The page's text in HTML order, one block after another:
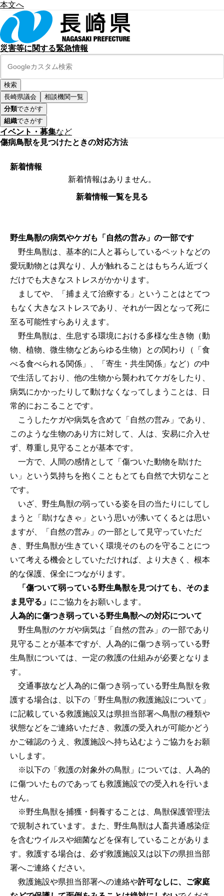
本文へ
災害等に関する緊急情報
長崎県議会
相談機関一覧
分類でさがす
組織でさがす
イベント・募集など
傷病鳥獣を見つけたときの対応方法
新着情報
新着情報はありません。
新着情報一覧を見る
野生鳥獣の病気やケガも「自然の営み」の一部です
野生鳥獣は、基本的に人と暮らしているペットなどの
愛玩動物とは異なり、人が触れることはもちろん近づく
だけでも大きなストレスがかかります。
ましてや、「捕まえて治療する」ということはとてつ
もなく大きなストレスであり、それが一因となって死に
至る可能性すらありえます。
野生鳥獣は、生息する環境における多様な生き物（動
物、植物、微生物などあらゆる生物）との関わり（「食
べる食べられる関係」、「寄生・共生関係」など）の中
で生活しており、他の生物から襲われてケガをしたり、
病気にかかったりして動けなくなってしまうことは、日
常的におこることです。
こうしたケガや病気を含めて「自然の営み」であり、
このような生物のあり方に対して、人は、安易に介入せ
ず、尊重し見守ることが基本です。
一方で、人間の感情として「傷ついた動物を助けた
い」という気持ちを抱くこともとても自然で大切なこと
です。
いざ、野生鳥獣の弱っている姿を目の当たりにしてし
まうと「助けなきゃ」という思いが沸いてくるとは思い
ますが、「自然の営み」の一部として見守っていただ
き、野生鳥獣が生きていく環境そのものを守ることにつ
いて考える機会としていただければ、より大きく、根本
的な保護、保全につながります。
「傷ついて弱っている野生鳥獣を見つけても、そのま
ま見守る」 にご協力をお願いします。
人為的に傷つき弱っている野生鳥獣への対応について
野生鳥獣のケガや病気は「自然の営み」の一部であり
見守ることが基本ですが、人為的に傷つき弱っている野
生鳥獣については、一定の救護の仕組みが必要となりま
す。
交通事故など人為的に傷つき弱っている野生鳥獣を救
護する場合は、以下の「野生鳥獣の救護施設について」
に記載している救護施設又は県担当部署へ鳥獣の種類や
状態などをご連絡いただき、救護の受入れが可能かどう
かご確認のうえ、救護施設へ持ち込むようご協力をお願
いします。
※以下の「救護の対象外の鳥獣」については、人為的
に傷ついたものであっても救護施設での受入れを行いま
せん。
※野生鳥獣を捕獲・飼養することは、鳥獣保護管理法
で規制されています。また、野生鳥獣は人畜共通感染症
を含むウイルスや細菌などを保有していることがありま
す。救護する場合は、必ず救護施設又は以下の県担当部
署へご連絡ください。
救護施設や県担当部署への連絡や許可なしに、ご家庭